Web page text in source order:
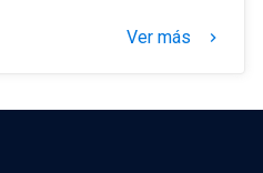
Ver más keyboard_arrow_right